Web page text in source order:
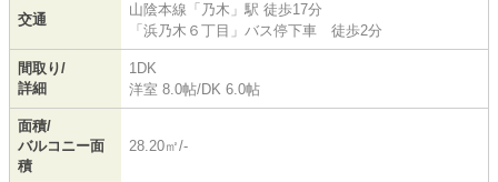
交通
山陰本線 「 乃木 」駅 徒歩17分
「浜乃木６丁目」バス停下車 徒歩2分
間取り/
詳細
1DK
洋室 8.0帖/DK 6.0帖
面積/
バルコニー面
積
28.20㎡/-